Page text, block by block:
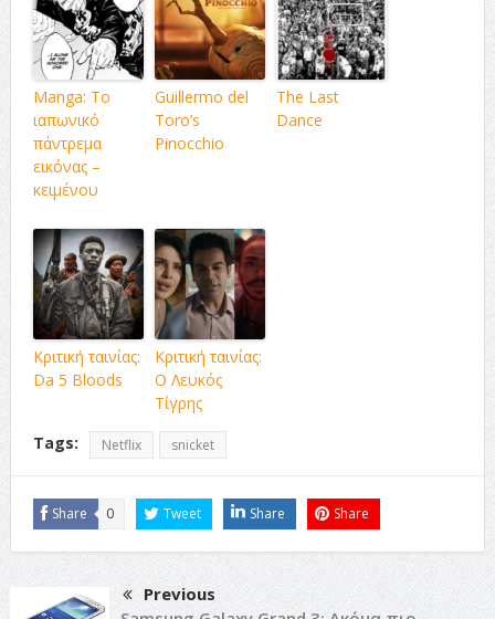
Manga: Το
ιαπωνικό
πάντρεμα
εικόνας –
κειμένου
Guillermo del
Toro’s
Pinocchio
The Last
Dance
Κριτική ταινίας:
Da 5 Bloods
Κριτική ταινίας:
Ο Λευκός
Τίγρης
Tags:
Netflix snicket
Share 0 Tweet Share Share
Previous